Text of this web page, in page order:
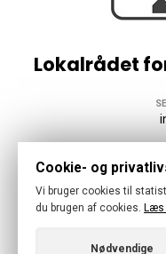
Lokalrådet
Cookie- og
Vi bruger cookies til
du brugen af cookies. Læs
Nødvendige